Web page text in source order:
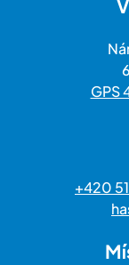
GPS
+420